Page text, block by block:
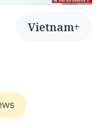
Vietnam+